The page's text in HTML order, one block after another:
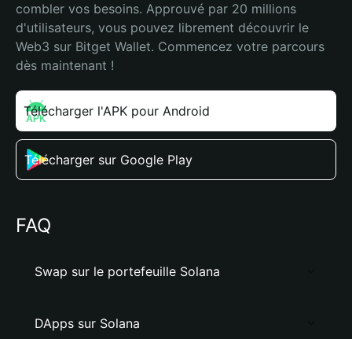
combler vos besoins. Approuvé par 20 millions
d'utilisateurs, vous pouvez librement découvrir le
Web3 sur Bitget Wallet. Commencez votre parcours
dès maintenant !
Télécharger l'APK pour Android
Télécharger sur Google Play
FAQ
Swap sur le portefeuille Solana
DApps sur Solana